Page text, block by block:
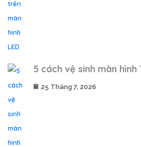
5 cách vệ sinh màn hình
25 Tháng 7, 2026